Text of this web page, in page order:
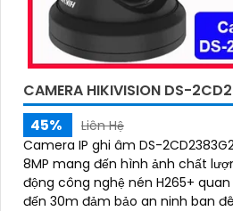
CAMERA HIKIVISION DS-
45%
Liên Hệ
Camera IP ghi âm DS-
8MP mang đến hình ảnh chất
động công nghệ nén H265+
đến 30m đảm bảo an ninh ban